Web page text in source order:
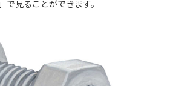
」で見ることができます。